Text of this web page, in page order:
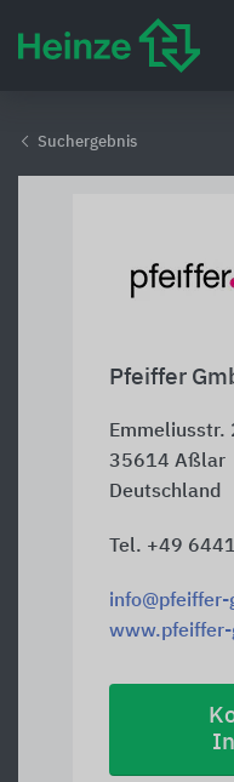
Suchergebnis
Pfeiffer
Emmeliusstr.
35614 Aßlar
Deutschland
Tel. +49
www.pfeiffer-